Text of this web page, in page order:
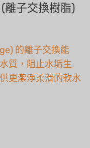
離子交換樹脂)
的離子交換能
質，阻止水垢生
更潔淨柔滑的軟水